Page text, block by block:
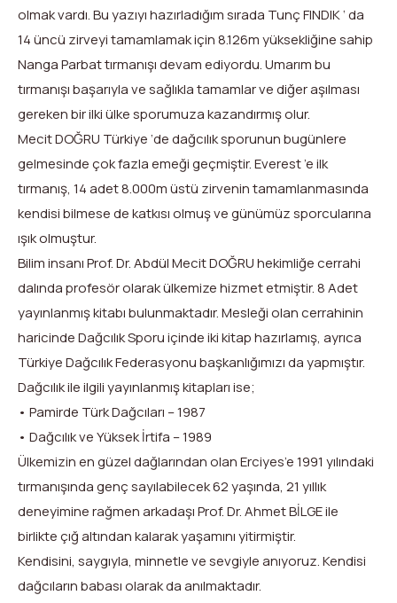
olmak vardı. Bu yazıyı hazırladığım sırada Tunç FINDIK ‘ da
14 üncü zirveyi tamamlamak için 8.126m yüksekliğine sahip
Nanga Parbat tırmanışı devam ediyordu. Umarım bu
tırmanışı başarıyla ve sağlıkla tamamlar ve diğer aşılması
gereken bir ilki ülke sporumuza kazandırmış olur.
Mecit DOĞRU Türkiye ‘de dağcılık sporunun bugünlere
gelmesinde çok fazla emeği geçmiştir. Everest ’e ilk
tırmanış, 14 adet 8.000m üstü zirvenin tamamlanmasında
kendisi bilmese de katkısı olmuş ve günümüz sporcularına
ışık olmuştur.
Bilim insanı Prof. Dr. Abdül Mecit DOĞRU hekimliğe cerrahi
dalında profesör olarak ülkemize hizmet etmiştir. 8 Adet
yayınlanmış kitabı bulunmaktadır. Mesleği olan cerrahinin
haricinde Dağcılık Sporu içinde iki kitap hazırlamış, ayrıca
Türkiye Dağcılık Federasyonu başkanlığımızı da yapmıştır.
Dağcılık ile ilgili yayınlanmış kitapları ise;
• Pamirde Türk Dağcıları – 1987
• Dağcılık ve Yüksek İrtifa – 1989
Ülkemizin en güzel dağlarından olan Erciyes’e 1991 yılındaki
tırmanışında genç sayılabilecek 62 yaşında, 21 yıllık
deneyimine rağmen arkadaşı Prof. Dr. Ahmet BİLGE ile
birlikte çığ altından kalarak yaşamını yitirmiştir.
Kendisini, saygıyla, minnetle ve sevgiyle anıyoruz. Kendisi
dağcıların babası olarak da anılmaktadır.